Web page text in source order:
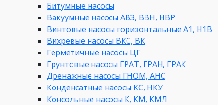
Битумные насосы
Вакуумные насосы АВЗ, ВВН, НВР
Винтовые насосы горизонтальные А1, Н1В
Вихревые насосы ВКС, ВК
Герметичные насосы ЦГ
Грунтовые насосы ГРАТ, ГРАН, ГРАК
Дренажные насосы ГНОМ, АНС
Конденсатные насосы КС, НКУ
Консольные насосы К, КМ, КМЛ